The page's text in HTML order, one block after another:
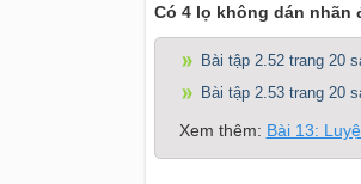
Có 4 lọ không dán
Bài tập 2.52 trang 20
Bài tập 2.53 trang 20
Xem thêm: Bài 13: